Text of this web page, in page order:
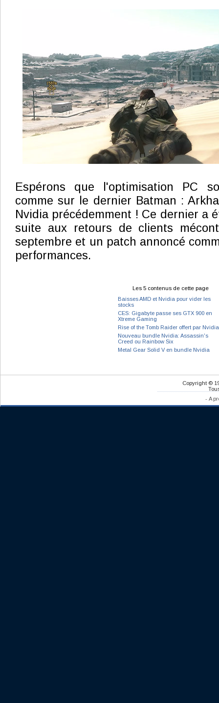
Espérons que l'optimisation PC
comme sur le dernier Batman :
Nvidia précédemment ! Ce dernier a
suite aux retours de clients
septembre et un patch annoncé
performances.
Les 5 contenus de cette page
Baisses AMD et Nvidia pour vider les
stocks
CES: Gigabyte passe ses GTX 900 en
Xtreme Gaming
Rise of the Tomb Raider offert par Nvidia
Nouveau bundle Nvidia: Assassin's
Creed ou Rainbow Six
Metal Gear Solid V en bundle Nvidia
Copyright ©
- A